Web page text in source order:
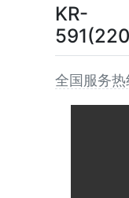
KR-
全国服务